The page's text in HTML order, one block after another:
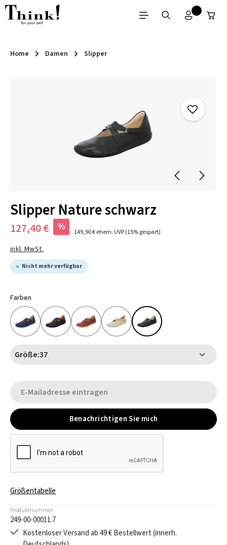
Zum Hauptinhalt springen
Home Damen Slipper
Slipper Nature schwarz
127,40 € % 149,90 €ehem. UVP(15% gespart)
inkl. MwSt.
Nicht mehr verfügbar
Farben
Größe:37
Benachrichtigen Sie mich
Größentabelle
Produktnummer:
249-00-00011.7
Kostenloser Versand ab 49 € Bestellwert (innerh.